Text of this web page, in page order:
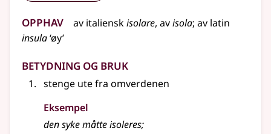
Opphav av italienskisolare, avisola; av latin
insula‘øy’
Betydning og bruk
stenge ute fra omverdenen
Eksempel
den syke måtteisoleres;